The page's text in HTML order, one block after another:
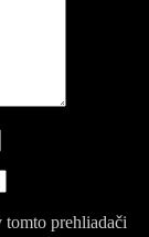
prehliadači